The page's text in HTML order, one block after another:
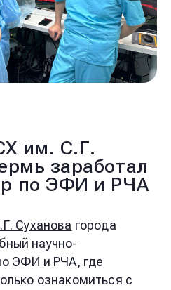
им. С.Г.
заработал
по ЭФИ и РЧА
Суханова города
научно-
ЭФИ и РЧА, где
ознакомиться с